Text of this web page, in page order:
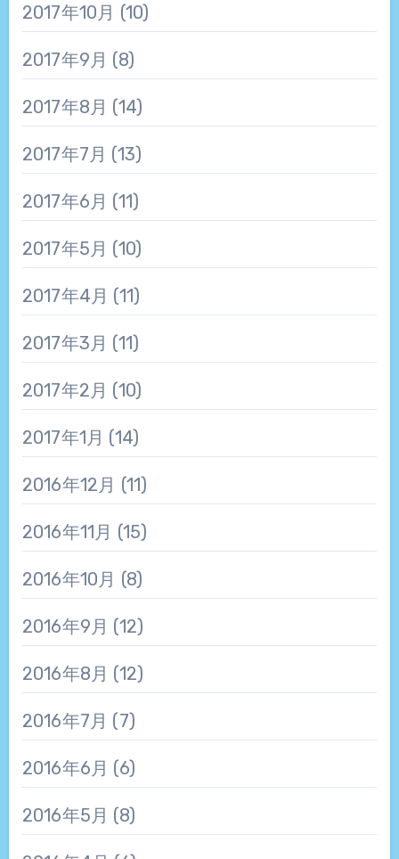
2017年10月 (10)
2017年9月 (8)
2017年8月 (14)
2017年7月 (13)
2017年6月 (11)
2017年5月 (10)
2017年4月 (11)
2017年3月 (11)
2017年2月 (10)
2017年1月 (14)
2016年12月 (11)
2016年11月 (15)
2016年10月 (8)
2016年9月 (12)
2016年8月 (12)
2016年7月 (7)
2016年6月 (6)
2016年5月 (8)